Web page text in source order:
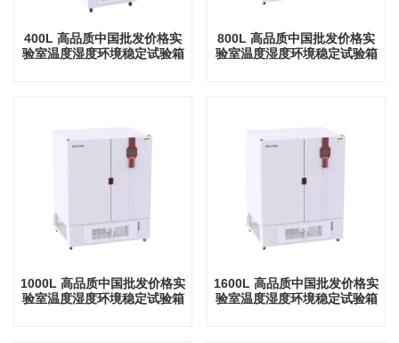
400L 高品质中国批发价格实
验室温度湿度环境稳定试验箱
800L 高品质中国批发价格实
验室温度湿度环境稳定试验箱
1000L 高品质中国批发价格实
验室温度湿度环境稳定试验箱
1600L 高品质中国批发价格实
验室温度湿度环境稳定试验箱